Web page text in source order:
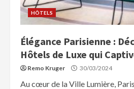
HÔTELS
Élégance Parisienne :
Hôtels de Luxe qui
Remo Kruger 30/03/2024
Au cœur de la Ville Lumière,